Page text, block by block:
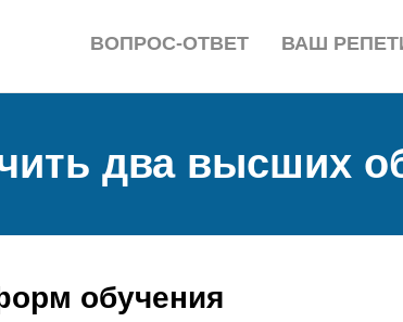
ВАШ
ВОПРОС-ОТВЕТ
два высших
обучения